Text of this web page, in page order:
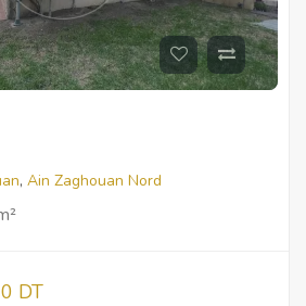
, Ain Zaghouan Nord
DT